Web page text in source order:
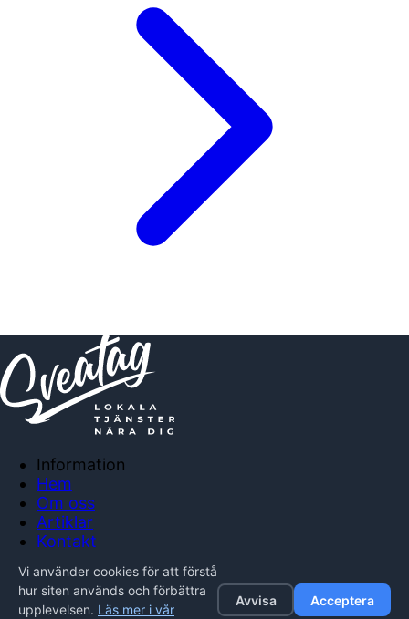
Information
Hem
Om oss
Artiklar
Kontakt
Integritetspolicy
Vi använder cookies för att förstå
hur siten används och förbättra
upplevelsen. Läs mer i vår
Avvisa Acceptera